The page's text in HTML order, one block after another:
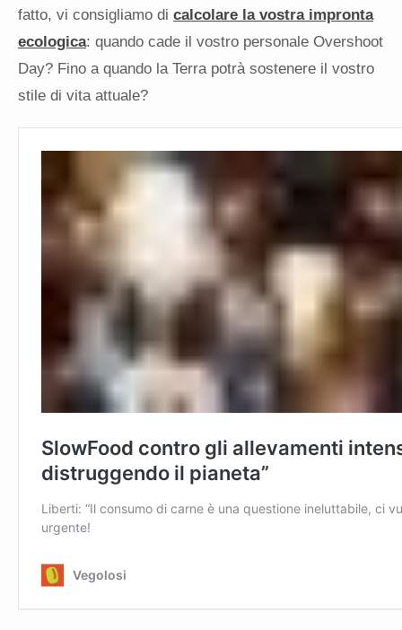
fatto, vi consigliamo di calcolare la vostra impronta
ecologica: quando cade il vostro personale Overshoot
Day? Fino a quando la Terra potrà sostenere il vostro
stile di vita attuale?